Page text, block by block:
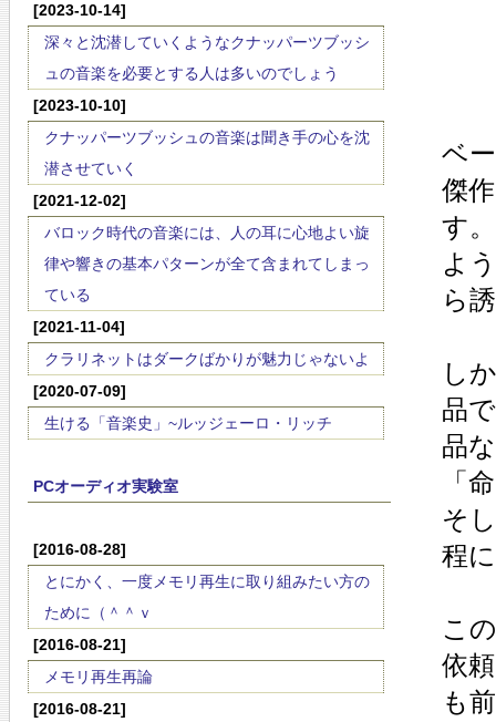
[2023-10-14]
深々と沈潜していくようなクナッパーツブッシ
ュの音楽を必要とする人は多いのでしょう
[2023-10-10]
クナッパーツブッシュの音楽は聞き手の心を沈
潜させていく
[2021-12-02]
バロック時代の音楽には、人の耳に心地よい旋
律や響きの基本パターンが全て含まれてしまっ
ている
[2021-11-04]
クラリネットはダークばかりが魅力じゃないよ
[2020-07-09]
生ける「音楽史」~ルッジェーロ・リッチ
PCオーディオ実験室
[2016-08-28]
とにかく、一度メモリ再生に取り組みたい方の
ために（＾＾ｖ
[2016-08-21]
メモリ再生再論
[2016-08-21]
ベ
傑
す
よ
ら
し
品
品
「
そ
程
こ
依
も